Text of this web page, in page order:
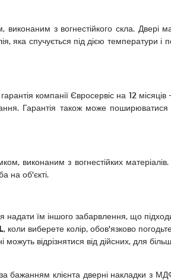
з вогнестійкого скла. Двері
яка спучується під дією температури
компанії Євросервіс на 12
Гарантія також може
виконаним з вогнестійких
на об'єкті.
надати їм іншого забарвлення, що
, коли виберете колір, обов'язково
відрізнятися від дійсних, для
клієнта дверні накладки з